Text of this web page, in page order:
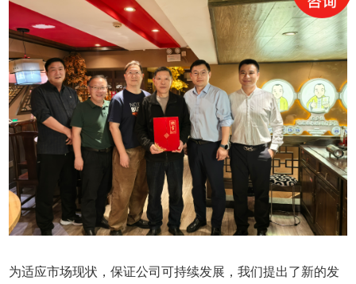
为适应市场现状，保证公司可持续发展，我们提出了新的发